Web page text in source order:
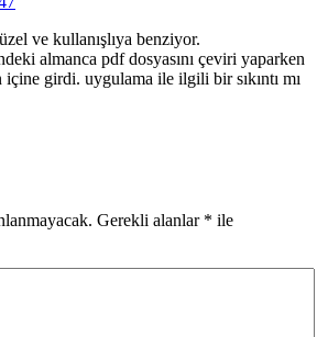
ve kullanışlıya benziyor.
almanca pdf dosyasını çeviri yaparken
girdi. uygulama ile ilgili bir sıkıntı mı
Gerekli alanlar * ile